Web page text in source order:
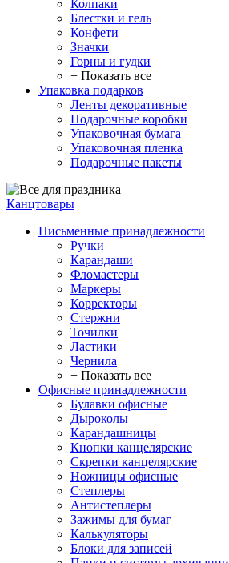
Колпаки
Блестки и гель
Конфети
Значки
Горны и гудки
+ Показать все
Упаковка подарков
Ленты декоративные
Подарочные коробки
Упаковочная бумага
Упаковочная пленка
Подарочные пакеты
Канцтовары
Письменные принадлежности
Ручки
Карандаши
Фломастеры
Маркеры
Корректоры
Стержни
Точилки
Ластики
Чернила
+ Показать все
Офисные принадлежности
Булавки офисные
Дыроколы
Карандашницы
Кнопки канцелярские
Скрепки канцелярские
Ножницы офисные
Степлеры
Антистеплеры
Зажимы для бумаг
Калькуляторы
Блоки для записей